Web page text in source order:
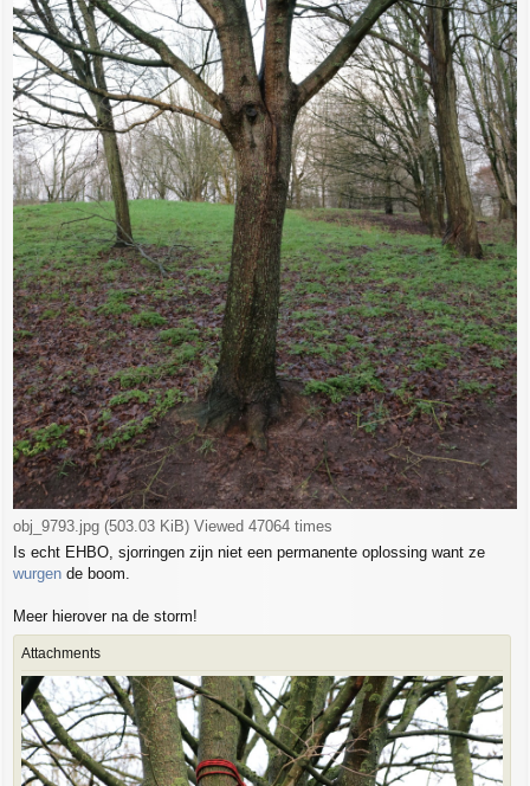
obj_9793.jpg (503.03 KiB) Viewed 47064 times
Is echt EHBO, sjorringen zijn niet een permanente oplossing want ze
wurgen de boom.
Meer hierover na de storm!
Attachments